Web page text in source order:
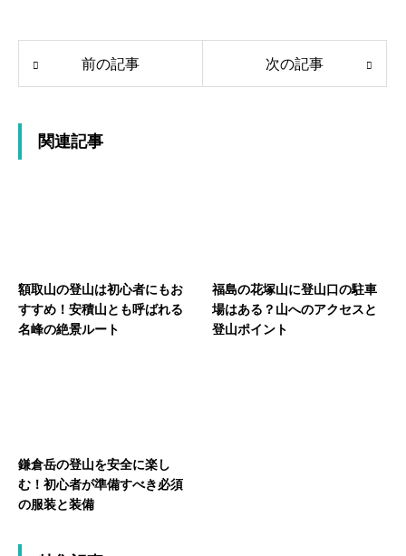
前の記事 次の記事
関連記事
額取山の登山は初心者にもお
すすめ！安積山とも呼ばれる
名峰の絶景ルート
福島の花塚山に登山口の駐車
場はある？山へのアクセスと
登山ポイント
鎌倉岳の登山を安全に楽し
む！初心者が準備すべき必須
の服装と装備